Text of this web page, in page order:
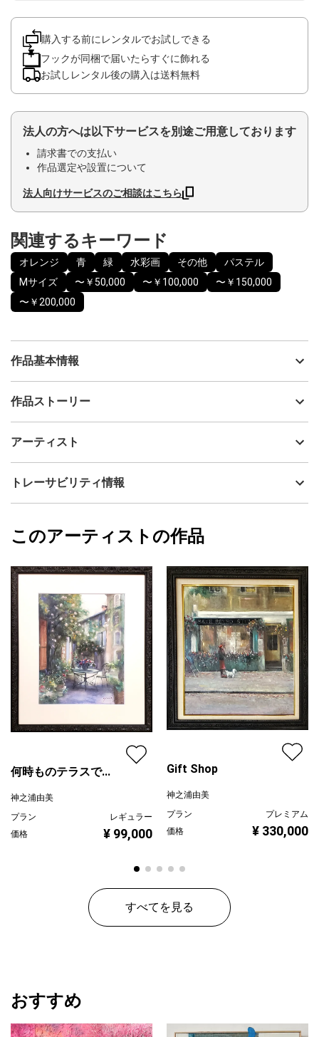
購入する前にレンタルでお試しできる
フックが同梱で届いたらすぐに飾れる
お試しレンタル後の購入は送料無料
法人の方へは以下サービスを別途ご用意しております
請求書での支払い
作品選定や設置について
法人向けサービスのご相談はこちら
関連するキーワード
オレンジ 青 緑 水彩画 その他
パステル
Mサイズ
〜￥50,000 〜￥100,000
〜￥150,000
〜￥200,000
作品基本情報
出品者
制作年
技法
パステル
カラー
オレンジ
緑
配送目安
二週間以内
作品ストーリー
JESUSPASTEL(ジーザスパステル)の混合技法で描いた作品原画で
くの文人墨客に愛された老舗旅館からインスピレーションを受け
描いた作品。
小さなサイズで飾りやすく、コレクションしやすい絵画です。お
部屋のインテリアにもプレゼントにもおすすめです。水彩紙は英
アーティスト
神之浦由美
フォローする
トレーサビリティ情報
神之浦由美
このアーティストの作品
何時ものテラスで...
神之浦由美
プラン
レギュラー
価格
¥ 99,000
Gift Shop
神之浦由美
プラン
プレミアム
価格
¥ 330,000
すべてを見る
おすすめ